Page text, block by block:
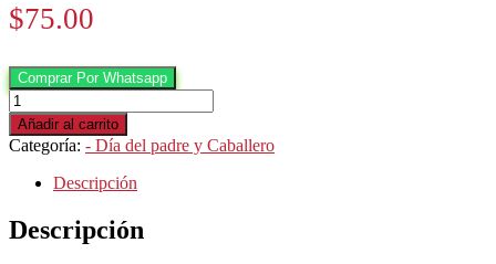
$75.00
Comprar Por Whatsapp
Caballero-
Box
caballero
cantidad
Añadir al carrito
Categoría: - Día del padre y Caballero
Descripción
Descripción